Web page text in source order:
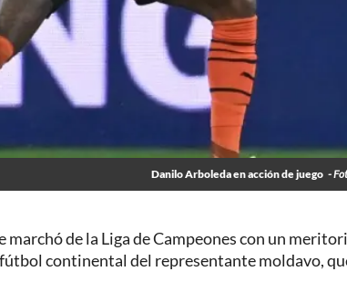
Danilo Arboleda en acción de juego -
de la Liga de Campeones con un
continental del representante moldavo,